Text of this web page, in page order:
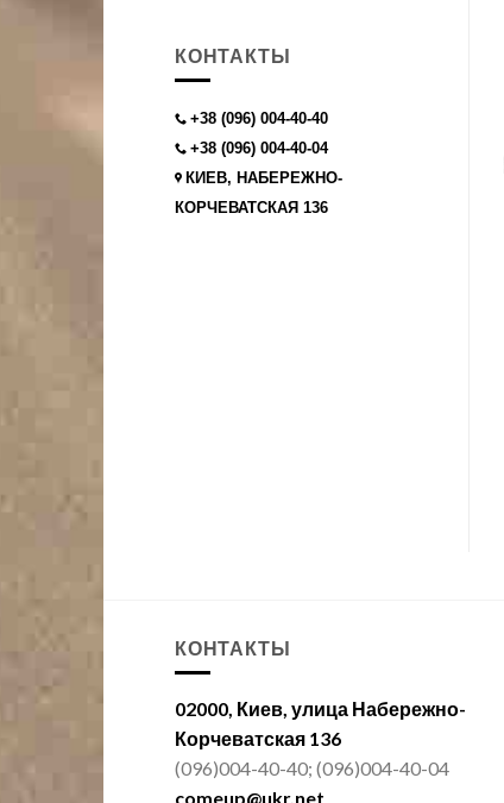
КОНТАКТЫ
+38 (096) 004-40-40
+38 (096) 004-40-04
КИЕВ, НАБЕРЕЖНО-
КОРЧЕВАТСКАЯ 136
КОНТАКТЫ
02000, Киев, улица Набережно-
Корчеватская 136
(096)004-40-40; (096)004-40-04
comeup@ukr.net